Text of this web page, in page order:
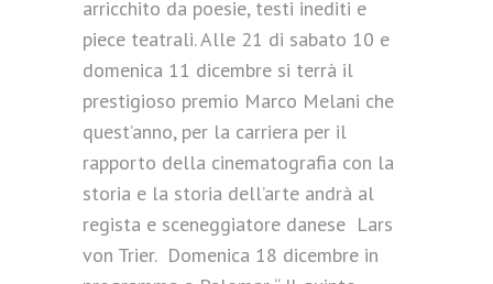
arricchito da poesie, testi inediti e
piece teatrali. Alle 21 di sabato 10 e
domenica 11 dicembre si terrà il
prestigioso premio Marco Melani che
quest’anno, per la carriera per il
rapporto della cinematografia con la
storia e la storia dell’arte andrà al
regista e sceneggiatore danese Lars
von Trier. Domenica 18 dicembre in